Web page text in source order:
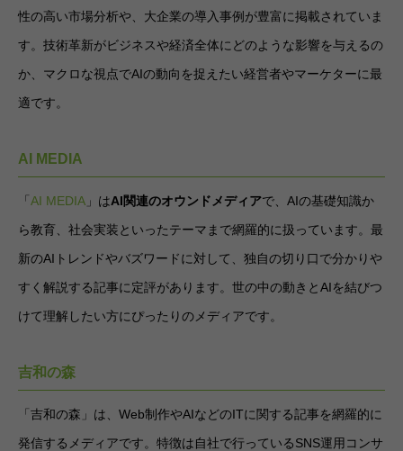
性の高い市場分析や、大企業の導入事例が豊富に掲載されていま
す。技術革新がビジネスや経済全体にどのような影響を与えるの
か、マクロな視点でAIの動向を捉えたい経営者やマーケターに最
適です。
AI MEDIA
「 AI MEDIA 」はAI関連のオウンドメディアで、AIの基礎知識か
ら教育、社会実装といったテーマまで網羅的に扱っています。最
新のAIトレンドやバズワードに対して、独自の切り口で分かりや
すく解説する記事に定評があります。世の中の動きとAIを結びつ
けて理解したい方にぴったりのメディアです。
吉和の森
「吉和の森」は、Web制作やAIなどのITに関する記事を網羅的に
発信するメディアです。特徴は自社で行っているSNS運用コンサ